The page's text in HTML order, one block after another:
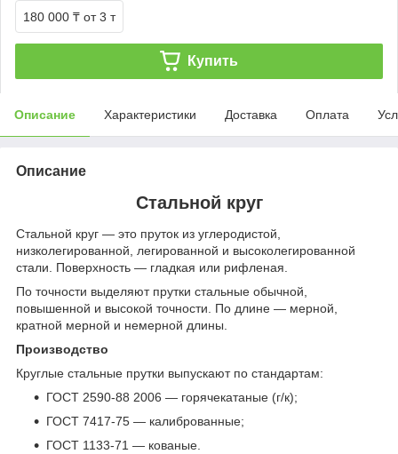
180 000 ₸ от 3 т
Купить
Описание Характеристики Доставка Оплата
Описание
Стальной круг
Стальной круг — это пруток из углеродистой,
низколегированной, легированной и высоколегированной
стали. Поверхность — гладкая или рифленая.
По точности выделяют прутки стальные обычной,
повышенной и высокой точности. По длине — мерной,
кратной мерной и немерной длины.
Производство
Круглые стальные прутки выпускают по стандартам:
ГОСТ 2590-88 2006 — горячекатаные (г/к);
ГОСТ 7417-75 — калиброванные;
ГОСТ 1133-71 — кованые.